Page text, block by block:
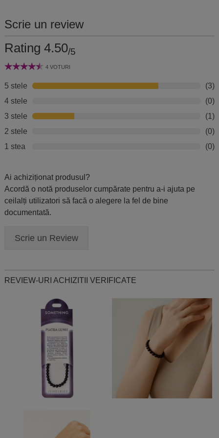
sau de activare în acele zone, sau poartă amuleta
potrivită, consultând tabelul de mai jos pentru ghidare.
Scrie un review
Rating 4.50/5
4 VOTURI
5 stele
(3)
4 stele
(0)
3 stele
(1)
2 stele
(0)
1 stea
(0)
Ai achiziționat produsul?
Acordă o notă produselor cumpărate pentru a-i ajuta pe
ceilalți utilizatori să facă o alegere la fel de bine
documentată.
Scrie un Review
REVIEW-URI ACHIZITII VERIFICATE